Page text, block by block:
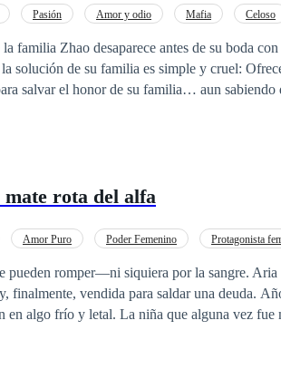
Pasión Amor y odio Mafia Celoso
familia Zhao desaparece antes de su boda
solución de su familia es simple y cruel:
salvar el honor de su familia… aun sabiendo
su vida. Pero Yuna es diferente a todo lo que él conoce.
entre mafias… sino enamorarse de la
rota del alfa
Amor Puro Poder Femenino Protagonista
pueden romper—ni siquiera por la sangre. ​Aria
finalmente, vendida para saldar una deuda.
en algo frío y letal. La niña que alguna vez fue
(fated mate), y él es capaz de incendiar el